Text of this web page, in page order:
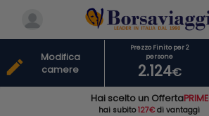
Prezzo Finito per 2
persone
2.124€
edit
Modifica
camere
Hai scelto un OffertaPRIME
hai subito127€ di vantaggi